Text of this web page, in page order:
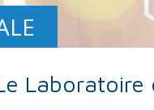
Laboratoire